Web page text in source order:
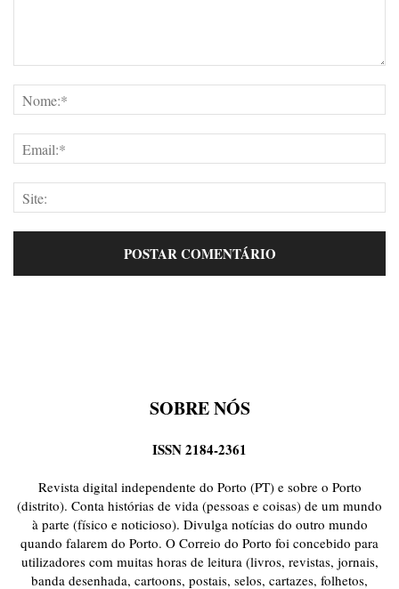
SOBRE NÓS
ISSN 2184-2361
Revista digital independente do Porto (PT) e sobre o Porto
(distrito). Conta histórias de vida (pessoas e coisas) de um mundo
à parte (físico e noticioso). Divulga notícias do outro mundo
quando falarem do Porto. O Correio do Porto foi concebido para
utilizadores com muitas horas de leitura (livros, revistas, jornais,
banda desenhada, cartoons, postais, selos, cartazes, folhetos,